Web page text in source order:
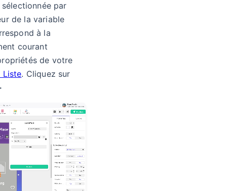
par
de la variable
à la
courant
de votre
Liste. Cliquez sur